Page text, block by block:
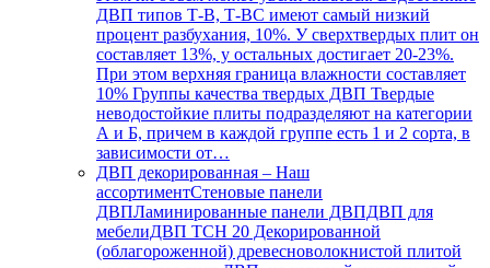
ДВП типов Т-В, Т-ВС имеют самый низкий
процент разбухания, 10%. У сверхтвердых плит он
составляет 13%, у остальных достигает 20-23%.
При этом верхняя граница влажности составляет
10% Группы качества твердых ДВП Твердые
неводостойкие плиты подразделяют на категории
А и Б, причем в каждой группе есть 1 и 2 сорта, в
зависимости от…
ДВП декорированная – Наш
ассортиментСтеновые панели
ДВПЛаминированные панели ДВПДВП для
мебелиДВП ТСН 20 Декорированной
(облагороженной) древесноволокнистой плитой